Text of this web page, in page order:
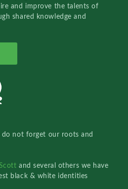
and improve the talents of
shared knowledge and
not forget our roots and
and several others we have
black & white identities